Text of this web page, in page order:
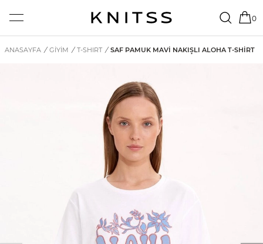
0
ANASAYFA / GİYİM / T-SHIRT / SAF PAMUK MAVI NAKIŞLI ALOHA T-SHIRT